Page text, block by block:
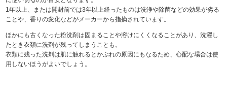
1年以上、または開封前では3年以上経ったものは洗浄や除菌などの効果が劣る
ことや、香りの変化などがメーカーから指摘されています。
ほかにも古くなった粉洗剤は固まることや溶けにくくなることがあり、洗濯し
たとき衣類に洗剤が残ってしまうことも。
衣類に残った洗剤は肌に触れるとかぶれの原因にもなるため、心配な場合は使
用しないほうがよいでしょう。